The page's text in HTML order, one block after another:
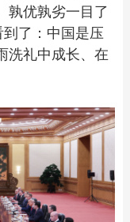
孰优孰劣一目了
了：中国是压
洗礼中成长、在